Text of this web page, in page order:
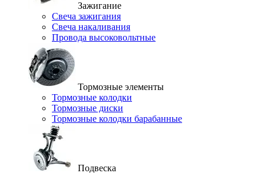
Зажигание
Свеча зажигания
Свеча накаливания
Провода высоковольтные
Тормозные элементы
Тормозные колодки
Тормозные диски
Тормозные колодки барабанные
Подвеска